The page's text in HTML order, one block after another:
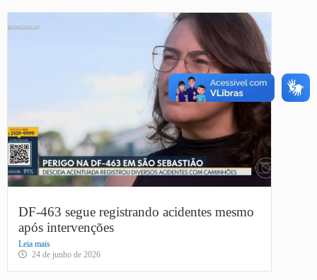
DF-463 segue registrando acidentes mesmo
após intervenções
Leia mais
24 de junho de 2026